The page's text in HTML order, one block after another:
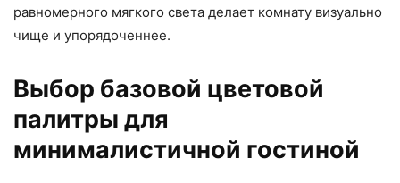
равномерного мягкого света делает комнату визуально
чище и упорядоченнее.
Выбор базовой цветовой
палитры для
минималистичной гостиной